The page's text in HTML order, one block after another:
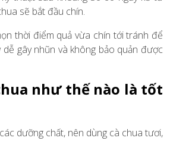
sẽ bắt đầu chín.
thời điểm quả vừa chín tới tránh để
gây nhũn và không bảo quản được
như thế nào là tốt
dưỡng chất, nên dùng cà chua tươi,